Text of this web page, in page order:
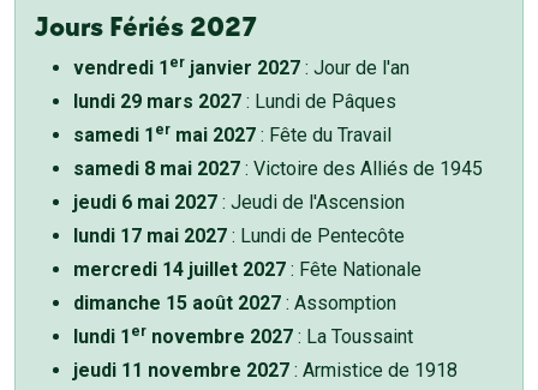
Jours Fériés 2027
vendredi 1 er janvier 2027 : Jour de l'an
lundi 29 mars 2027 : Lundi de Pâques
samedi 1 er mai 2027 : Fête du Travail
samedi 8 mai 2027 : Victoire des Alliés de 1945
jeudi 6 mai 2027 : Jeudi de l'Ascension
lundi 17 mai 2027 : Lundi de Pentecôte
mercredi 14 juillet 2027 : Fête Nationale
dimanche 15 août 2027 : Assomption
lundi 1 er novembre 2027 : La Toussaint
jeudi 11 novembre 2027 : Armistice de 1918